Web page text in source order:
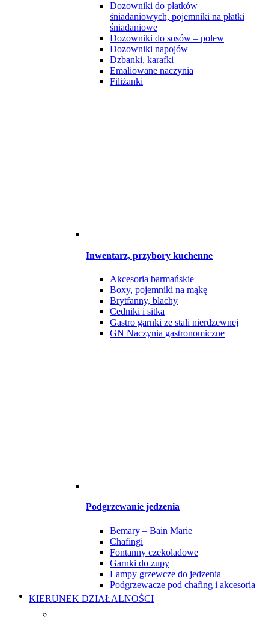
Dozowniki do płatków
śniadaniowych, pojemniki na płatki
śniadaniowe
Dozowniki do sosów – polew
Dozowniki napojów
Dzbanki, karafki
Emaliowane naczynia
Filiżanki
Inwentarz, przybory kuchenne
Akcesoria barmańskie
Boxy, pojemniki na mąkę
Brytfanny, blachy
Cedniki i sitka
Gastro garnki ze stali nierdzewnej
GN Naczynia gastronomiczne
Podgrzewanie jedzenia
Bemary – Bain Marie
Chafingi
Fontanny czekoladowe
Garnki do zupy
Lampy grzewcze do jedzenia
Podgrzewacze pod chafing i akcesoria
KIERUNEK DZIAŁALNOŚCI